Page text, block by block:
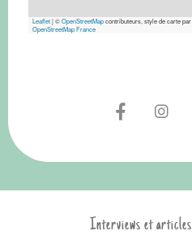
Leaflet|©OpenStreetMapcontributeurs, style de carte par
OpenStreetMap France
Interviews et articles